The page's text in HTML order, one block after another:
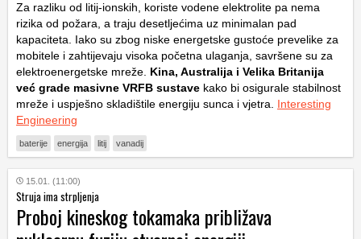
Za razliku od litij-ionskih, koriste vodene elektrolite pa nema
rizika od požara, a traju desetljećima uz minimalan pad
kapaciteta. Iako su zbog niske energetske gustoće prevelike za
mobitele i zahtijevaju visoka početna ulaganja, savršene su za
elektroenergetske mreže. Kina, Australija i Velika Britanija
već grade masivne VRFB sustave kako bi osigurale stabilnost
mreže i uspješno skladištile energiju sunca i vjetra. Interesting
Engineering
baterije energija litij vanadij
15.01. (11:00)
Struja ima strpljenja
Proboj kineskog tokamaka približava